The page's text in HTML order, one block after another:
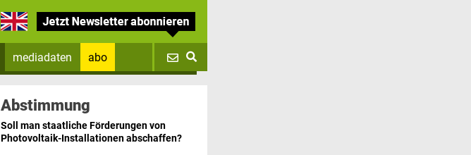
mediadaten
abo
Abstimmung
Soll man staatliche Förderungen von
Photovoltaik-Installationen abschaffen?